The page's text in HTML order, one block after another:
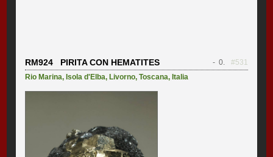
RM924 PIRITA CON HEMATITES - 0.
#531
Rio Marina,Isola d'Elba,Livorno,Toscana,Italia